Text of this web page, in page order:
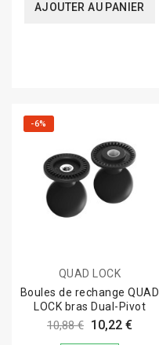
AJOUTER AU PANIER
-6%
QUAD LOCK
Boules de rechange QUAD
LOCK bras Dual-Pivot
10,88 € 10,22 €